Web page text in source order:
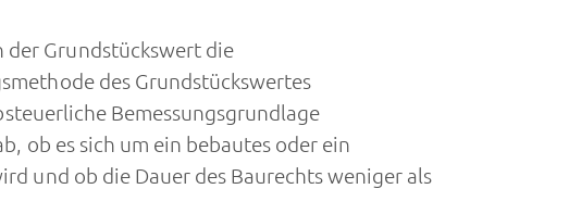
Grundstückswert die
des Grundstückswertes
Bemessungsgrundlage
ob es sich um ein bebautes oder ein
und ob die Dauer des Baurechts weniger als